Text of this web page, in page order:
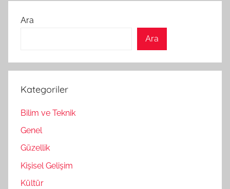
Ara
Ara
Kategoriler
Bilim ve Teknik
Genel
Güzellik
Kişisel Gelişim
Kültür